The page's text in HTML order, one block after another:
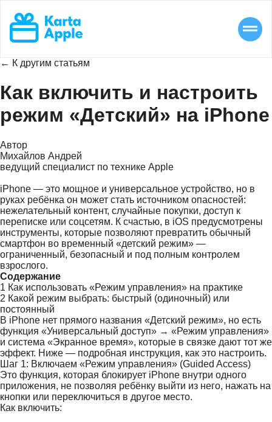
← К другим статьям
Как включить и настроить
режим «Детский» на iPhone
Автор
Михайлов Андрей
ведущий специалист по технике Apple
iPhone — это мощное и универсальное устройство, но в
руках ребёнка он может стать источником опасностей:
нежелательный контент, случайные покупки, доступ к
переписке или соцсетям. К счастью, в iOS предусмотрены
инструменты, которые позволяют превратить обычный
смартфон во временный «детский режим» —
ограниченный, безопасный и под полным контролем
взрослого.
Содержание
1 Как использовать «Режим управления» на практике
2 Какой режим выбрать: быстрый (одиночный) или
постоянный
В iPhone нет прямого названия «Детский режим», но есть
функция «Универсальный доступ» → «Режим управления»
и система «Экранное время», которые в связке дают тот же
эффект. Ниже — подробная инструкция, как это настроить.
Шаг 1: Включаем «Режим управления» (Guided Access)
Это функция, которая блокирует iPhone внутри одного
приложения, не позволяя ребёнку выйти из него, нажать на
кнопки или переключиться в другое место.
Как включить: